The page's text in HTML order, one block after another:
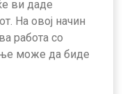
ви даде
На овој начин
работа со
може да биде